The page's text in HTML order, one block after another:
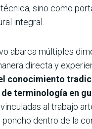
sino como
integral.
abarca múltiples
directa y
conocimiento
terminología en
al trabajo
dentro de la